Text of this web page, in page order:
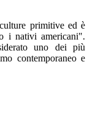
primitive ed è
i nativi americani".
uno dei più
contemporaneo e